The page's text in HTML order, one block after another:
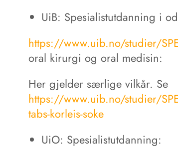
UiB: Spesialistutdanning i
https://www.uib.no/studier/
oral kirurgi og oral medisin:
Her gjelder særlige vilkår. Se
https://www.uib.no/studier/
tabs-korleis-soke
UiO: Spesialistutdanning: